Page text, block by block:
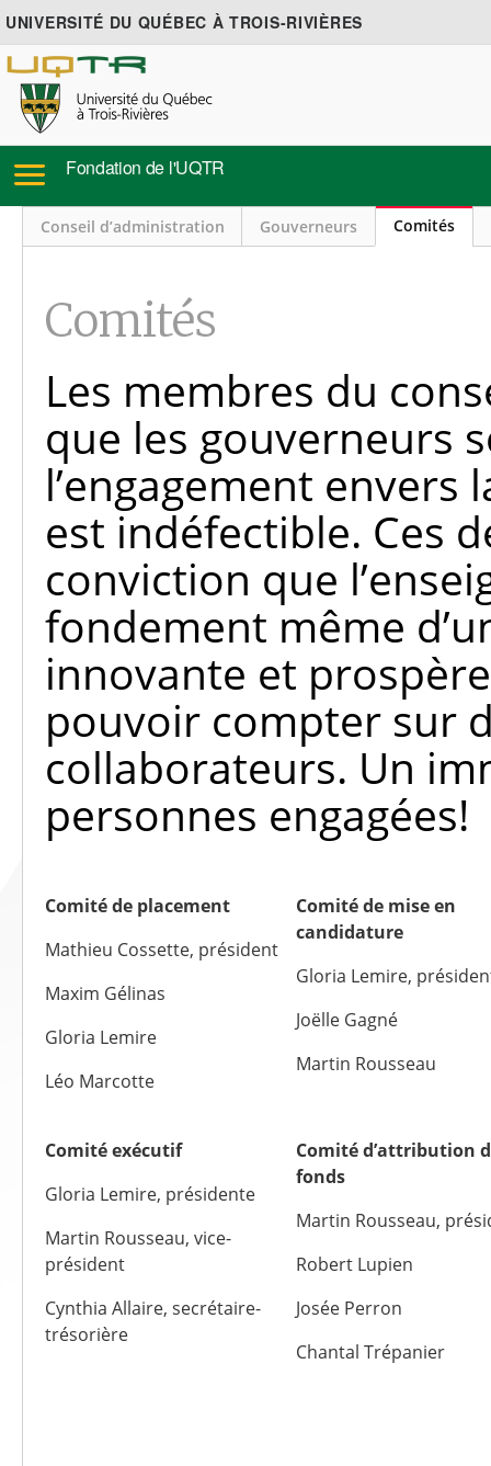
UNIVERSITÉ DU QUÉBEC À TROIS-RIVIÈRES
Fondation de l'UQTR
Conseil d’administration Gouverneurs Comités
Comités
Les membres du
que les gouverneurs
l’engagement
est indéfectible. Ces
conviction que
fondement même
innovante et
pouvoir compter sur
collaborateurs. Un
personnes engagées!
Comité de placement
Mathieu Cossette, président
Maxim Gélinas
Gloria Lemire
Léo Marcotte
Comité de mise en
candidature
Gloria Lemire,
Joëlle Gagné
Martin Rousseau
Comité exécutif
Gloria Lemire, présidente
Martin Rousseau, vice-
président
Cynthia Allaire, secrétaire-
trésorière
Comité d’attribution
fonds
Martin Rousseau,
Robert Lupien
Josée Perron
Chantal Trépanier